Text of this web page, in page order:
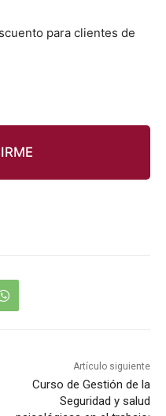
para clientes de
Artículo siguiente
Curso de Gestión de la
Seguridad y salud